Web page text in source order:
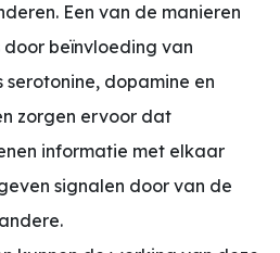
Een van de manieren
beïnvloeding van
dopamine en
zorgen ervoor dat
informatie met elkaar
signalen door van de